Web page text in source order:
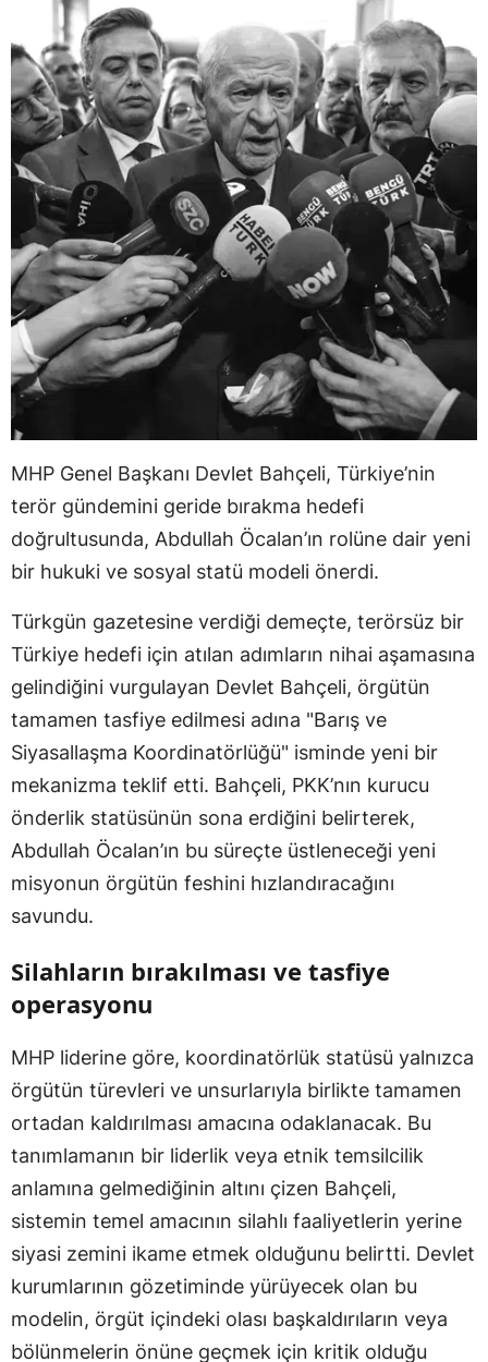
MHP Genel Başkanı Devlet Bahçeli, Türkiye’nin
terör gündemini geride bırakma hedefi
doğrultusunda, Abdullah Öcalan’ın rolüne dair yeni
bir hukuki ve sosyal statü modeli önerdi.
Türkgün gazetesine verdiği demeçte, terörsüz bir
Türkiye hedefi için atılan adımların nihai aşamasına
gelindiğini vurgulayan Devlet Bahçeli, örgütün
tamamen tasfiye edilmesi adına "Barış ve
Siyasallaşma Koordinatörlüğü" isminde yeni bir
mekanizma teklif etti. Bahçeli, PKK’nın kurucu
önderlik statüsünün sona erdiğini belirterek,
Abdullah Öcalan’ın bu süreçte üstleneceği yeni
misyonun örgütün feshini hızlandıracağını
savundu.
Silahların bırakılması ve tasfiye
operasyonu
MHP liderine göre, koordinatörlük statüsü yalnızca
örgütün türevleri ve unsurlarıyla birlikte tamamen
ortadan kaldırılması amacına odaklanacak. Bu
tanımlamanın bir liderlik veya etnik temsilcilik
anlamına gelmediğinin altını çizen Bahçeli,
sistemin temel amacının silahlı faaliyetlerin yerine
siyasi zemini ikame etmek olduğunu belirtti. Devlet
kurumlarının gözetiminde yürüyecek olan bu
modelin, örgüt içindeki olası başkaldırıların veya
bölünmelerin önüne geçmek için kritik olduğu